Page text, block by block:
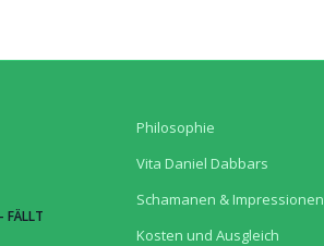
Philosophie
Vita Daniel Dabbars
Schamanen & Impressionen
Kosten und Ausgleich